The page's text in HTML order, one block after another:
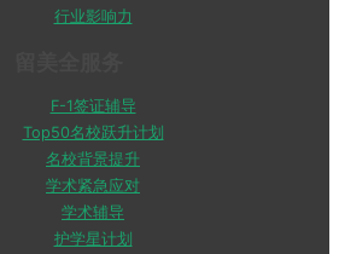
行业影响力
F-1签证辅导
Top50名校跃升计划
名校背景提升
学术紧急应对
学术辅导
护学星计划